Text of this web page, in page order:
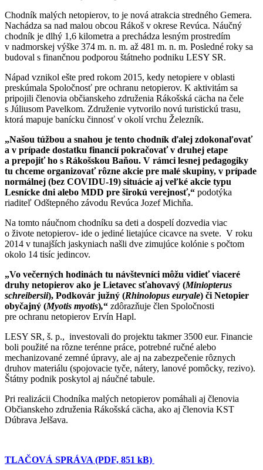
Chodník malých netopierov, to je nová atrakcia stredného Gemera.
Nachádza sa nad malou obcou Rákoš v okrese Revúca. Náučný
chodník je dlhý 1,6 kilometra a prechádza lesným prostredím
v nadmorskej výške 374 m. n. m. až 481 m. n. m. Posledné roky sa
budoval s finančnou podporou štátneho podniku LESY SR.
Nápad vznikol ešte pred rokom 2015, kedy netopiere v oblasti
preskúmala Spoločnosť pre ochranu netopierov. K aktivitám sa
pripojili členovia občianskeho združenia Rákošská cächa na čele
s Júliusom Pavelkom. Združenie vytvorilo novú turistickú trasu,
ktorá mapuje banícku činnosť v okolí vrchu Železník.
„Našou túžbou a snahou je tento chodník ďalej zdokonaľovať
a v prípade dostatku financií pokračovať v druhej etape
a prepojiť ho s Rákošskou Baňou. V rámci lesnej pedagogiky
tu chceme organizovať rôzne akcie pre malé skupiny, v prípade
normálnej (bez COVIDU-19) situácie aj veľké akcie typu
Lesnícke dni alebo MDD pre širokú verejnosť,“ podotýka
riaditeľ Odštepného závodu Revúca Jozef Michňa.
Na tomto náučnom chodníku sa deti a dospelí dozvedia viac
o živote netopierov- ide o jediné lietajúce cicavce na svete. V roku
2014 v tunajších jaskyniach našli dve zimujúce kolónie s počtom
okolo 14 tisíc jedincov.
„Vo večerných hodinách tu návštevníci môžu vidieť viaceré
druhy netopierov ako je Lietavec sťahovavý (Miniopterus
schreibersii), Podkovár južný (Rhinolopus euryale) či Netopier
obyčajný (Myotis myotis),“ zdôrazňuje člen Spoločnosti
pre ochranu netopierov Ervín Hapl.
LESY SR, š. p., investovali do projektu takmer 3500 eur. Financie
boli použité na rôzne terénne práce, potrebné ručné alebo
mechanizované zemné úpravy, ale aj na zabezpečenie rôznych
druhov materiálu (spojovacie tyče, nátery, lanové pomôcky, rezivo).
Štátny podnik poskytol aj náučné tabule.
Pri realizácii Chodníka malých netopierov pomáhali aj členovia
Občianskeho združenia Rákošská cächa, ako aj členovia KST
Dúbrava Jelšava.
TLAČOVÁ SPRÁVA (PDF, 851 kB)